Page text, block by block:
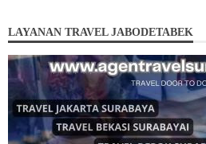
LAYANAN TRAVEL JABODETABEK